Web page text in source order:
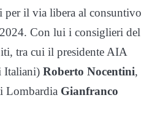
il via libera al consuntivo
Con lui i consiglieri del
tra cui il presidente AIA
Italiani) Roberto Nocentini,
Lombardia Gianfranco